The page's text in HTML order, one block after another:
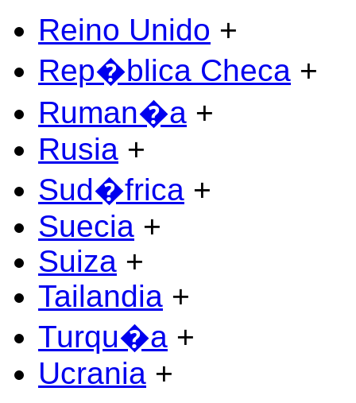
Reino Unido +
Rep�blica Checa +
Ruman�a +
Rusia +
Sud�frica +
Suecia +
Suiza +
Tailandia +
Turqu�a +
Ucrania +